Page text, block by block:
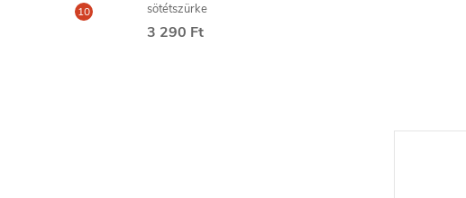
sötétszürke
3 290 Ft